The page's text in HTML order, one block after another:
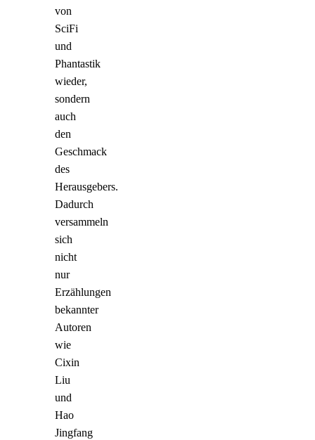
von
SciFi
und
Phantastik
wieder,
sondern
auch
den
Geschmack
des
Herausgebers.
Dadurch
versammeln
sich
nicht
nur
Erzählungen
bekannter
Autoren
wie
Cixin
Liu
und
Hao
Jingfang